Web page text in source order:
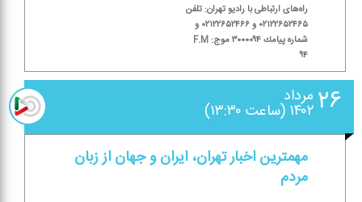
راه‌های ارتباطی با رادیو تهران: تلفن
۰۲۱۲۲۶۵۲۴۶۵ و ۰۲۱۲۲۶۵۲۴۶۶ و
شماره پیامك ۳۰۰۰۰۹۴ موج: F.M
۹۴
۲۶ مرداد
۱۴۰۲ (ساعت ۱۳:۳۰)
مهمترین اخبار تهران، ایران و جهان از زبان
مردم